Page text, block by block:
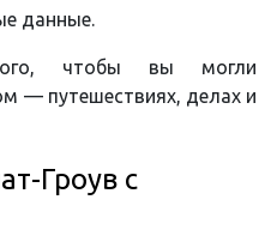
данные.
чтобы вы могли
— путешествиях, делах и
Гроув с